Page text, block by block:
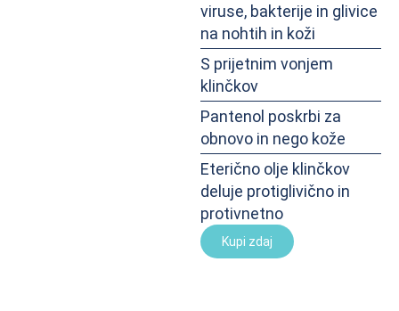
viruse, bakterije in glivice
na nohtih in koži
S prijetnim vonjem
klinčkov
Pantenol poskrbi za
obnovo in nego kože
Eterično olje klinčkov
deluje protiglivično in
protivnetno
Kupi zdaj